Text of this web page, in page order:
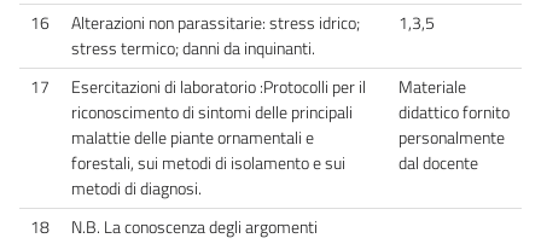
16
Alterazioni non parassitarie: stress idrico;
stress termico; danni da inquinanti.
1,3,5
17
Esercitazioni di laboratorio :Protocolli per il
riconoscimento di sintomi delle principali
malattie delle piante ornamentali e
forestali, sui metodi di isolamento e sui
metodi di diagnosi.
Materiale
didattico fornito
personalmente
dal docente
18
N.B. La conoscenza degli argomenti